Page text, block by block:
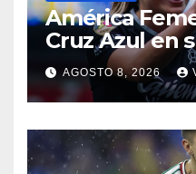
América
Cruz Azul en
casa
AGOSTO 8, 2026